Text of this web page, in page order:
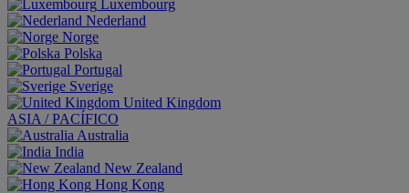
Luxembourg
Nederland
Norge
Polska
Portugal
Sverige
United Kingdom
ASIA / PACÍFICO
Australia
India
New Zealand
Hong Kong